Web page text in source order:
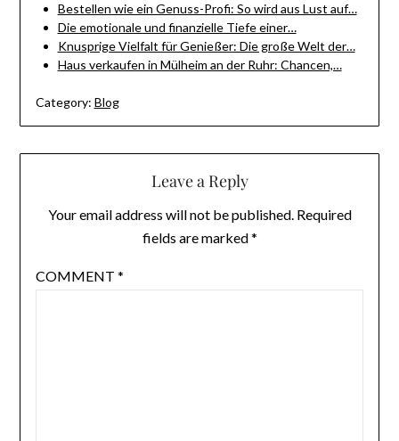
Bestellen wie ein Genuss-Profi: So wird aus Lust auf…
Die emotionale und finanzielle Tiefe einer…
Knusprige Vielfalt für Genießer: Die große Welt der…
Haus verkaufen in Mülheim an der Ruhr: Chancen,…
Category: Blog
Leave a Reply
Your email address will not be published. Required
fields are marked*
COMMENT *